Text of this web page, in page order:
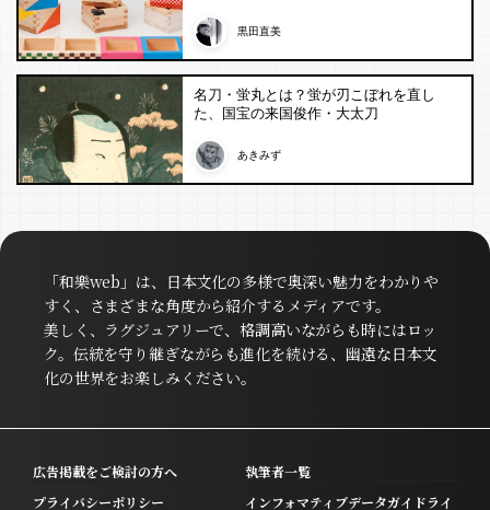
黒田直美
名刀・蛍丸とは？蛍が刃こぼれを直し
た、国宝の来国俊作・大太刀
あきみず
「和樂web」は、日本文化の多様で奥深い魅力をわかりや
すく、さまざまな角度から紹介するメディアです。
美しく、ラグジュアリーで、格調高いながらも時にはロッ
ク。伝統を守り継ぎながらも進化を続ける、幽遠な日本文
化の世界をお楽しみください。
広告掲載をご検討の方へ
執筆者一覧
プライバシーポリシー
インフォマティブデータガイドライ